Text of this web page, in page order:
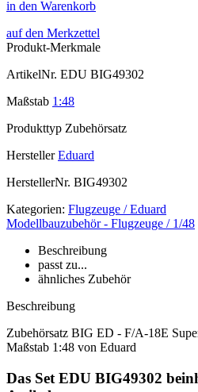
in den Warenkorb
auf den Merkzettel
Produkt-Merkmale
ArtikelNr. EDU BIG49302
Maßstab 1:48
Produkttyp Zubehörsatz
Hersteller Eduard
HerstellerNr. BIG49302
Kategorien: Flugzeuge / Eduard
Modellbauzubehör - Flugzeuge / 1/48
Beschreibung
passt zu...
ähnliches Zubehör
Beschreibung
Zubehörsatz BIG ED - F/A-18E
Maßstab 1:48 von Eduard
Das Set EDU BIG49302